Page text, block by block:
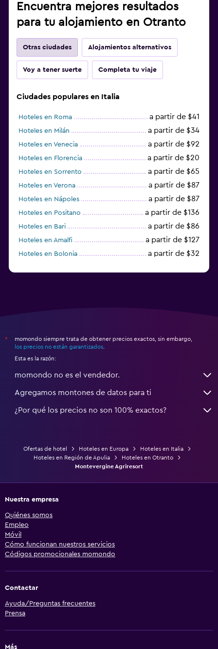
Encuentra mejores resultados
para tu alojamiento en Otranto
Otras ciudades Alojamientos alternativos
Voy a tener suerte Completa tu viaje
Ciudades populares en Italia
Hoteles en Roma a partir de $41
Hoteles en Milán a partir de $34
Hoteles en Venecia a partir de $92
Hoteles en Florencia a partir de $20
Hoteles en Sorrento a partir de $65
Hoteles en Verona a partir de $87
Hoteles en Nápoles a partir de $87
Hoteles en Positano a partir de $136
Hoteles en Bari a partir de $86
Hoteles en Amalfi a partir de $127
Hoteles en Bolonia a partir de $32
*
momondo siempre trata de obtener precios exactos, sin embargo,
los precios no están garantizados
Esta es la razón:
momondo no es el vendedor.
Agregamos montones de datos para ti
¿Por qué los precios no son 100% exactos?
Ofertas de hotel Hoteles en Europa
Hoteles en Italia
Hoteles en Región de Apulia
Hoteles en Otranto
Montevergine Agriresort
Nuestra empresa
Quiénes somos
Empleo
Móvil
Cómo funcionan nuestros servicios
Códigos promocionales momondo
Contactar
Ayuda/Preguntas frecuentes
Prensa
Más